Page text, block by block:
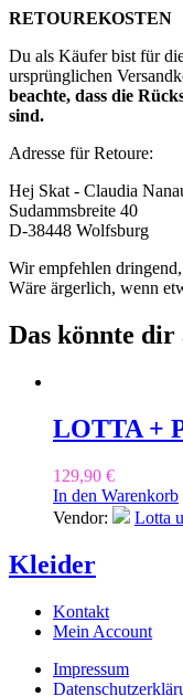
RETOUREKOSTEN
Du als Käufer bist für
ursprünglichen
beachte, dass die
sind.
Adresse für Retoure:
Hej Skat - Claudia
Sudammsbreite 40
D-38448 Wolfsburg
Wir empfehlen
Wäre ärgerlich, wenn
Das könnte dir
LOTTA +
129,90 €
In den Warenkorb
Vendor:
Lotta
Kleider
Kontakt
Mein Account
Impressum